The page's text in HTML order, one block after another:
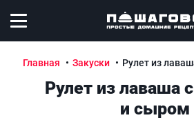
Открыть меню
Главная Закуски Рулет из
Рулет из лаваша
и сыром